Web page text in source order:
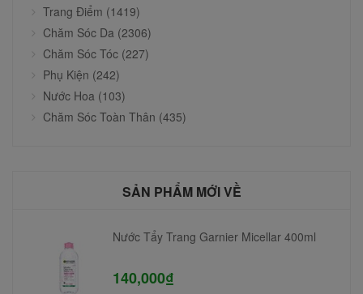
Trang Điểm (1419)
Chăm Sóc Da (2306)
Chăm Sóc Tóc (227)
Phụ Kiện (242)
Nước Hoa (103)
Chăm Sóc Toàn Thân (435)
SẢN PHẨM MỚI VỀ
Nước Tẩy Trang Garnier Micellar 400ml
140,000₫